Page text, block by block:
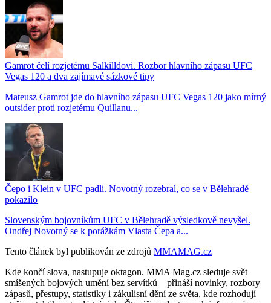
Gamrot čelí rozjetému Salkilldovi. Rozbor hlavního zápasu UFC
Vegas 120 a dva zajímavé sázkové tipy
Mateusz Gamrot jde do hlavního zápasu UFC Vegas 120 jako mírný
outsider proti rozjetému Quillanu...
Čepo i Klein v UFC padli. Novotný rozebral, co se v Bělehradě
pokazilo
Slovenským bojovníkům UFC v Bělehradě výsledkově nevyšel.
Ondřej Novotný se k porážkám Vlasta Čepa a...
Tento článek byl publikován ze zdrojů MMAMAG.cz
Kde končí slova, nastupuje oktagon. MMA Mag.cz sleduje svět
smíšených bojových umění bez servítků – přináší novinky, rozbory
zápasů, přestupy, statistiky i zákulisní dění ze světa, kde rozhodují